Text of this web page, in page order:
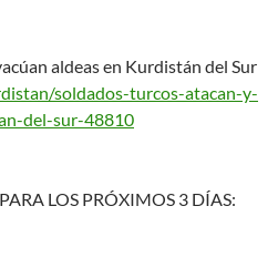
aldeas en Kurdistán del Sur
an/soldados-turcos-atacan-y-
del-sur-48810
LOS PRÓXIMOS 3 DÍAS: